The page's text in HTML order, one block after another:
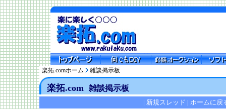
楽拓.comホーム 雑談掲示板
楽拓.com 雑談掲示板
| 新規スレッド | ホームに戻